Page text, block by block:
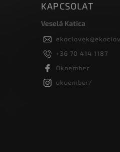
KAPCSOLAT
Veselá Katica
ekoclovek@
+36 70 414 1187
Ökoember
okoember/